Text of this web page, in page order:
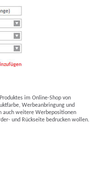
im Online-Shop von
Werbeanbringung und
auch weitere Werbepositionen
und Rückseite bedrucken wollen.